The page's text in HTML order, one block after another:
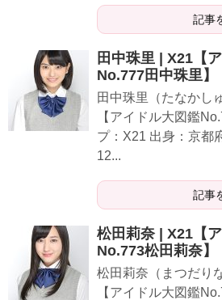
記事
田中珠里 | X21【
No.777田中珠里】
田中珠里（たなかし
【アイドル大図鑑
プ：X21 出身：京都
12...
記事
松田莉奈 | X21【
No.773松田莉奈】
松田莉奈（まつだり
【アイドル大図鑑